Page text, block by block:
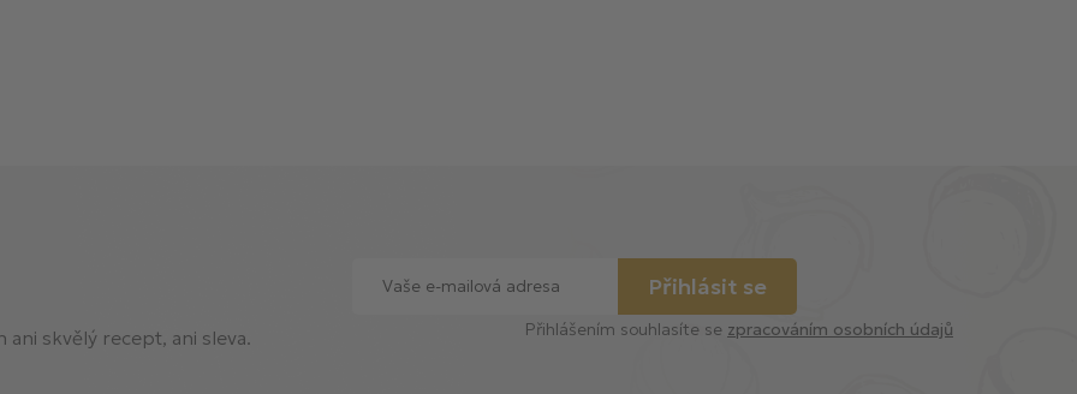
ani skvělý recept, ani sleva.
Přihlásit se
Přihlášením souhlasíte se zpracováním osobních údajů